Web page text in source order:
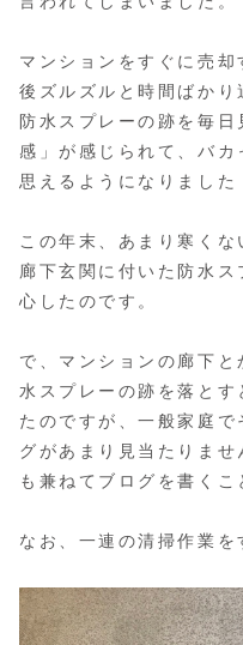
マンションをすぐに売
後ズルズルと時間ばか
防水スプレーの跡を毎
感」が感じられて、バ
思えるようになりました
この年末、あまり寒く
廊下玄関に付いた防水
心したのです。
で、マンションの廊下
水スプレーの跡を落と
たのですが、一般家庭
グがあまり見当たりま
も兼ねてブログを書くこ
なお、一連の清掃作業を